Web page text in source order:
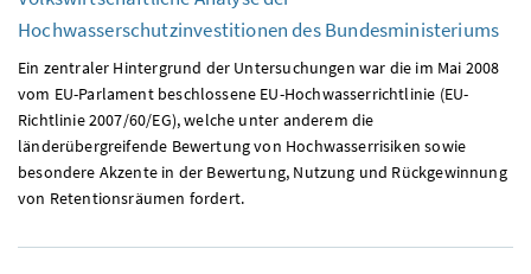
Hochwasserschutzinvestitionen des Bundesministeriums
Ein zentraler Hintergrund der Untersuchungen war die im Mai 2008
vom EU-Parlament beschlossene EU-Hochwasserrichtlinie (EU-
Richtlinie 2007/60/EG), welche unter anderem die
länderübergreifende Bewertung von Hochwasserrisiken sowie
besondere Akzente in der Bewertung, Nutzung und Rückgewinnung
von Retentionsräumen fordert.